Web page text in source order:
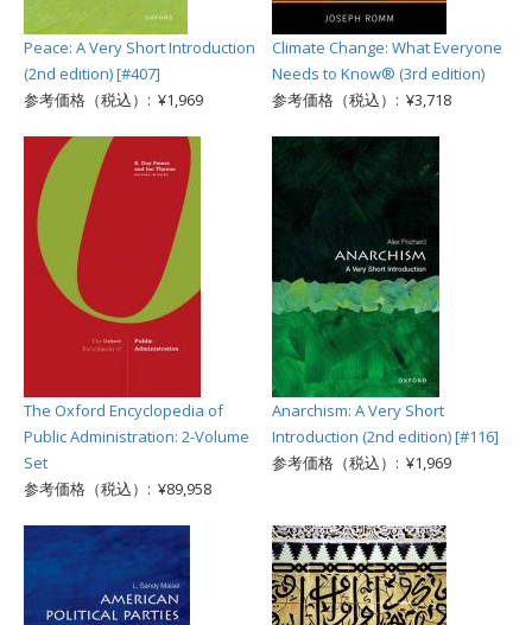
Peace: A Very Short Introduction
(2nd edition) [#407]
参考価格（税込）: ¥1,969
Climate Change: What Everyone
Needs to Know® (3rd edition)
参考価格（税込）: ¥3,718
The Oxford Encyclopedia of
Public Administration: 2-Volume
Set
参考価格（税込）: ¥89,958
Anarchism: A Very Short
Introduction (2nd edition) [#116]
参考価格（税込）: ¥1,969